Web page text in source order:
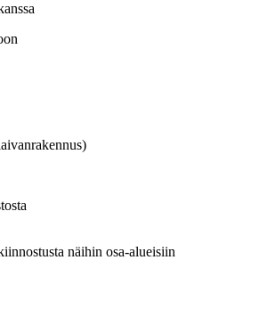
näihin osa-alueisiin